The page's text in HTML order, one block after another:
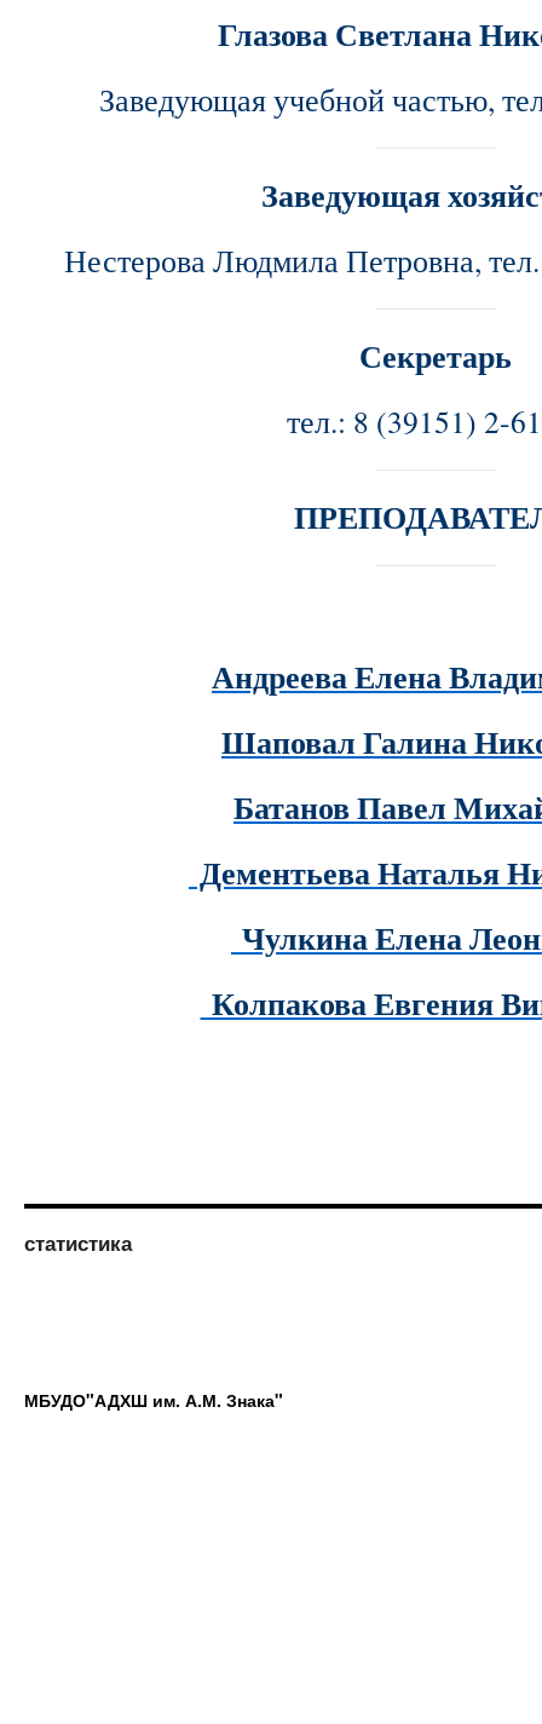
Глазова Светлана
Заведующая учебной частью,
Заведующая
Нестерова Людмила Петровна,
Секретарь
тел.: 8 (39151) 2-
Андреева Елена
Шаповал Галина
Батанов Павел
Дементьева Наталья
Чулкина Елена
Колпакова Евгения
статистика
МБУДО"АДХШ им. А.М. Знака"